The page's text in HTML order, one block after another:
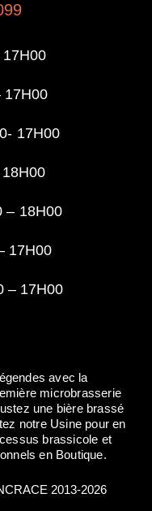
17H00
17H00
– 18H00
17H00
– 17H00
avec la
microbrasserie
une bière brassé
notre Usine pour en
brassicole et
en Boutique.
2013-2026